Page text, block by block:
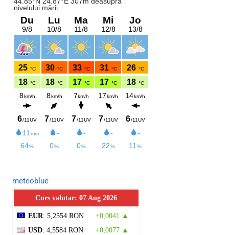
meteoblue
Curs valutar: 07 Aug 2026
EUR: 5,2554 RON
+0,0041 ▲
USD: 4,5584 RON
+0,0077 ▲